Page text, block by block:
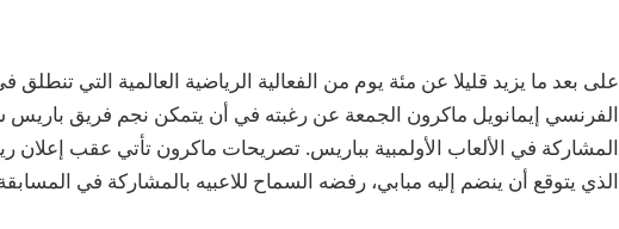
الفرنسي إيمانويل ماكرون الجمعة عن رغبته في أن يتمكن نجم فريق باريس
المشاركة في الألعاب الأولمبية بباريس. تصريحات ماكرون تأتي عقب إعلان
الذي يتوقع أن ينضم إليه مبابي، رفضه السماح للاعبيه بالمشاركة في المسابقة